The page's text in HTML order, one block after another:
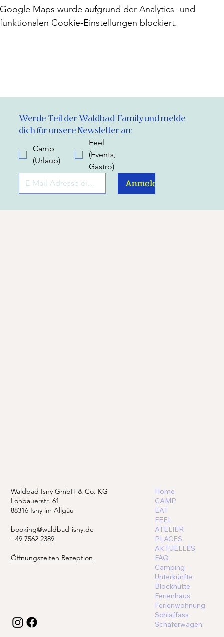
Google Maps wurde aufgrund der Analytics- und
funktionalen Cookie-Einstellungen blockiert.
Werde Teil der Waldbad-Family und melde
dich für unsere Newsletter an:
Camp
(Urlaub)
Feel
(Events,
Gastro)
Anmelden
Waldbad Isny GmbH & Co. KG
Lohbauerstr. 61
88316 Isny im Allgäu
booking@waldbad-isny.de
+49 7562 2389
Öffnungszeiten Rezeption
Home
CAMP
EAT
FEEL
ATELIER
PLACES
AKTUELLES
FAQ
Camping
Unterkünfte
Blockhütte
Ferienhaus
Ferienwohnung
Schlaffass
Schäferwagen